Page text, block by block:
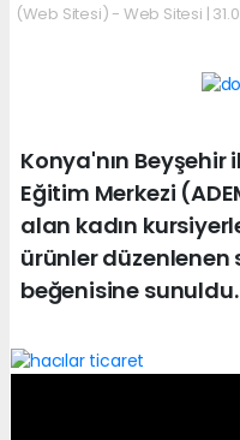
(Web Sitesi) - Web Sitesi |
Konya'nın Beyşehir
Eğitim Merkezi
alan kadın
ürünler
beğenisine sunuldu.